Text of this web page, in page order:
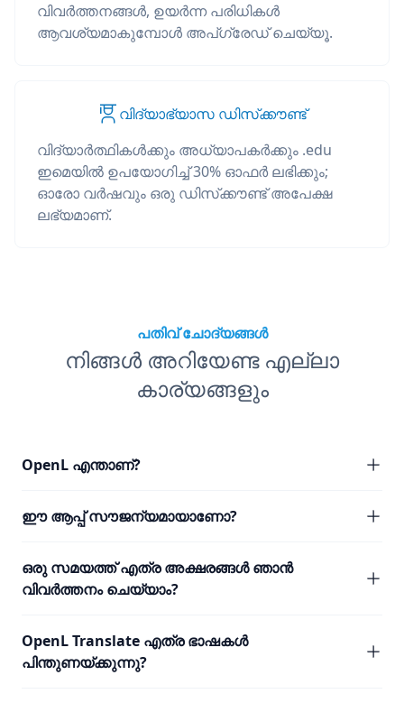
വിവർത്തനങ്ങൾ, ഉയർന്ന പരിധികൾ
ആവശ്യമാകുമ്പോൾ അപ്‌ഗ്രേഡ് ചെയ്യൂ.
വിദ്യാഭ്യാസ ഡിസ്‌ക്കൗണ്ട്
വിദ്യാർത്ഥികൾക്കും അധ്യാപകർക്കും .edu
ഇമെയിൽ ഉപയോഗിച്ച് 30% ഓഫർ ലഭിക്കും;
ഓരോ വർഷവും ഒരു ഡിസ്‌ക്കൗണ്ട് അപേക്ഷ
ലഭ്യമാണ്.
പതിവ് ചോദ്യങ്ങൾ
നിങ്ങൾ അറിയേണ്ട എല്ലാ
കാര്യങ്ങളും
OpenL എന്താണ്?
ഈ ആപ്പ് സൗജന്യമായാണോ?
ഒരു സമയത്ത് എത്ര അക്ഷരങ്ങൾ ഞാൻ
വിവർത്തനം ചെയ്യാം?
OpenL Translate എത്ര ഭാഷകൾ
പിന്തുണയ്ക്കുന്നു?